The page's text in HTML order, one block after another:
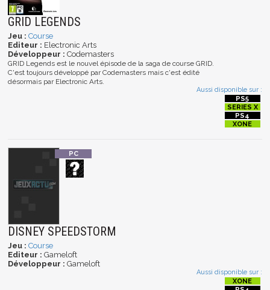
GRID LEGENDS
Jeu : Course
Editeur : Electronic Arts
Développeur : Codemasters
GRID Legends est le nouvel épisode de la saga de course GRID.
C'est toujours développé par Codemasters mais c'est édité
désormais par Electronic Arts.
Aussi disponible sur :
DISNEY SPEEDSTORM
Jeu : Course
Editeur : Gameloft
Développeur : Gameloft
Aussi disponible sur :